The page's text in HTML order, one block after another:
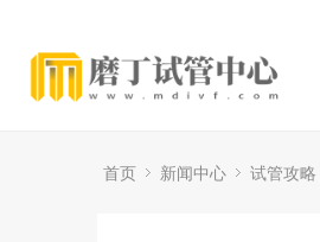
首页 新闻中心 试管攻略